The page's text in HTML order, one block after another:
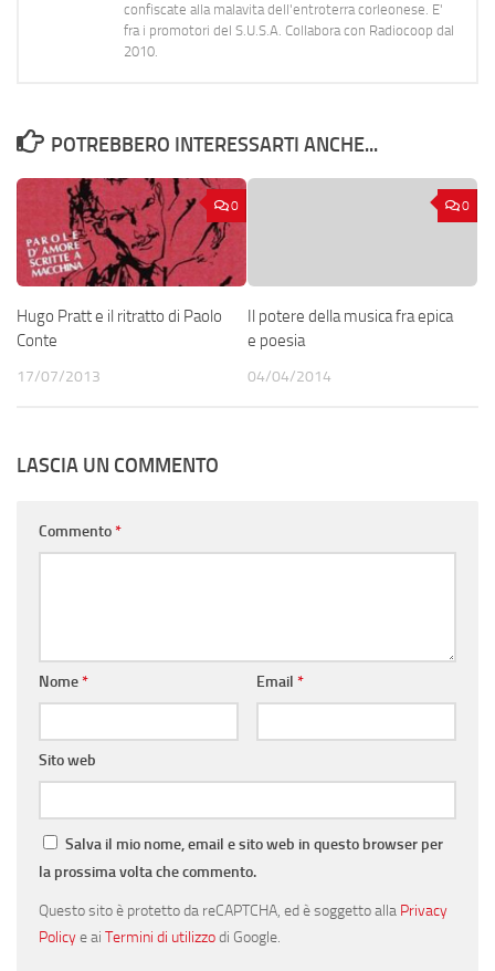
confiscate alla malavita dell'entroterra corleonese. E'
fra i promotori del S.U.S.A. Collabora con Radiocoop dal
2010.
POTREBBERO INTERESSARTI ANCHE...
0
Hugo Pratt e il ritratto di Paolo
Conte
17/07/2013
0
Il potere della musica fra epica
e poesia
04/04/2014
LASCIA UN COMMENTO
Commento*
Nome* Email *
Sito web
Salva il mio nome, email e sito web in questo browser per
la prossima volta che commento.
Questo sito è protetto da reCAPTCHA, ed è soggetto alla Privacy
Policye ai Termini di utilizzodi Google.